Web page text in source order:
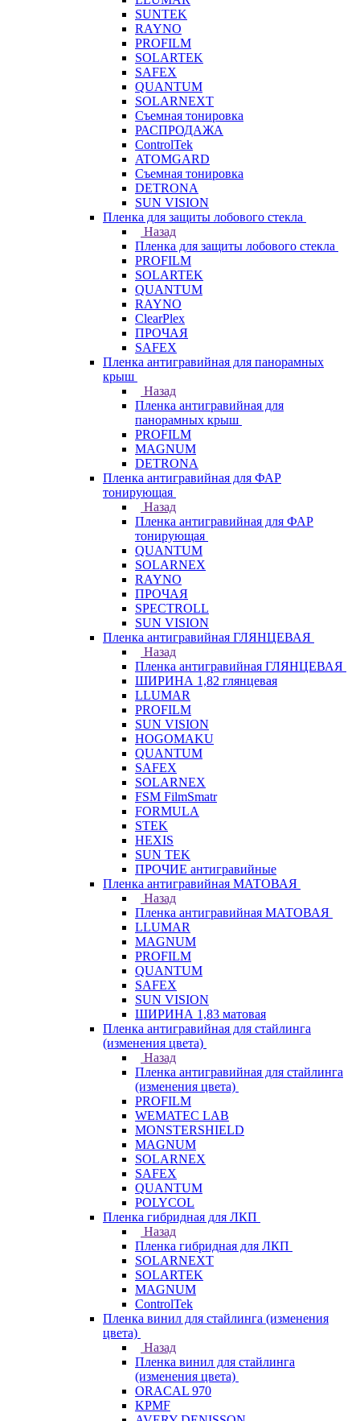
SUNTEK
RAYNO
PROFILM
SOLARTEK
SAFEX
QUANTUM
SOLARNEXT
Съемная тонировка
РАСПРОДАЖА
ControlTek
ATOMGARD
Съемная тонировка
DETRONA
SUN VISION
Пленка для защиты лобового стекла
Назад
Пленка для защиты лобового стекла
PROFILM
SOLARTEK
QUANTUM
RAYNO
ClearPlex
ПРОЧАЯ
SAFEX
Пленка антигравийная для панорамных
крыш
Назад
Пленка антигравийная для
панорамных крыш
PROFILM
MAGNUM
DETRONA
Пленка антигравийная для ФАР
тонирующая
Назад
Пленка антигравийная для ФАР
тонирующая
QUANTUM
SOLARNEX
RAYNO
ПРОЧАЯ
SPECTROLL
SUN VISION
Пленка антигравийная ГЛЯНЦЕВАЯ
Назад
Пленка антигравийная ГЛЯНЦЕВАЯ
ШИРИНА 1,82 глянцевая
LLUMAR
PROFILM
SUN VISION
HOGOMAKU
QUANTUM
SAFEX
SOLARNEX
FSM FilmSmatr
FORMULA
STEK
HEXIS
SUN TEK
ПРОЧИЕ антигравийные
Пленка антигравийная МАТОВАЯ
Назад
Пленка антигравийная МАТОВАЯ
LLUMAR
MAGNUM
PROFILM
QUANTUM
SAFEX
SUN VISION
ШИРИНА 1,83 матовая
Пленка антигравийная для стайлинга
(изменения цвета)
Назад
Пленка антигравийная для стайлинга
(изменения цвета)
PROFILM
WEMATEC LAB
MONSTERSHIELD
MAGNUM
SOLARNEX
SAFEX
QUANTUM
POLYCOL
Пленка гибридная для ЛКП
Назад
Пленка гибридная для ЛКП
SOLARNEXT
SOLARTEK
MAGNUM
ControlTek
Пленка винил для стайлинга (изменения
цвета)
Назад
Пленка винил для стайлинга
(изменения цвета)
ORACAL 970
KPMF